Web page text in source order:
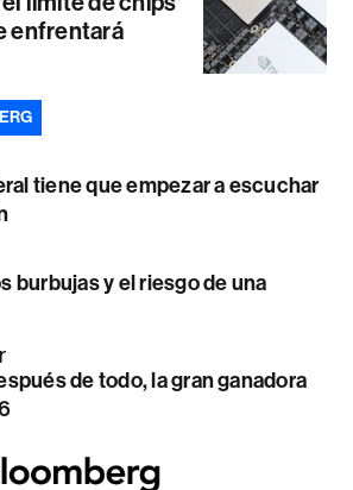
enfrentará
tiene que empezar a escuchar
burbujas y el riesgo de una
de todo, la gran ganadora